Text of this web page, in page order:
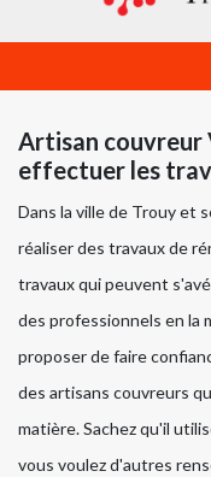
Artisan couvreur
effectuer les
Dans la ville de Trouy et
réaliser des travaux de
travaux qui peuvent
des professionnels en la
proposer de faire
des artisans couvreurs
matière. Sachez qu'il
vous voulez d'autres